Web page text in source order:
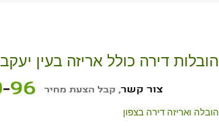
הובלות דירה כולל אריזה בעין יעקב
הובלה ואריזה דירה בצפון